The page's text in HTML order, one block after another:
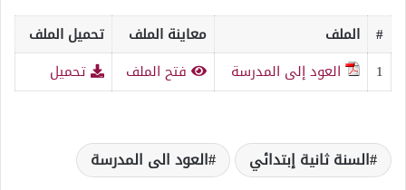
# الملف معاينة الملف
تحميل الملف
1
العود إلى المدرسة فتح الملف تحميل
السنة ثانية إبتدائي العود الى المدرسة